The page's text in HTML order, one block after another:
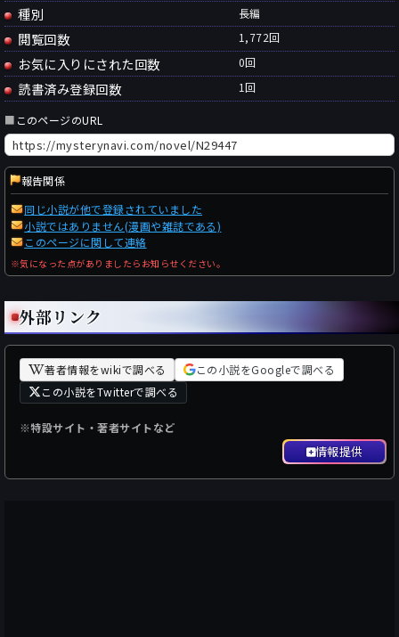
種別 長編
閲覧回数 1,772回
お気に入りにされた回数 0回
読書済み登録回数 1回
■ このページのURL
報告関係
同じ小説が他で登録されていました
小説ではありません(漫画や雑誌である)
このページに関して連絡
※気になった点がありましたらお知らせください。
外部リンク
著者情報をwikiで調べる
この小説をGoogleで調べる
この小説をTwitterで調べる
※特設サイト・著者サイトなど
情報提供